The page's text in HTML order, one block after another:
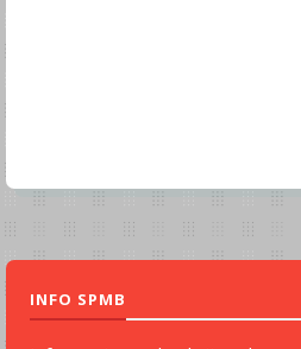
INFO SPMB